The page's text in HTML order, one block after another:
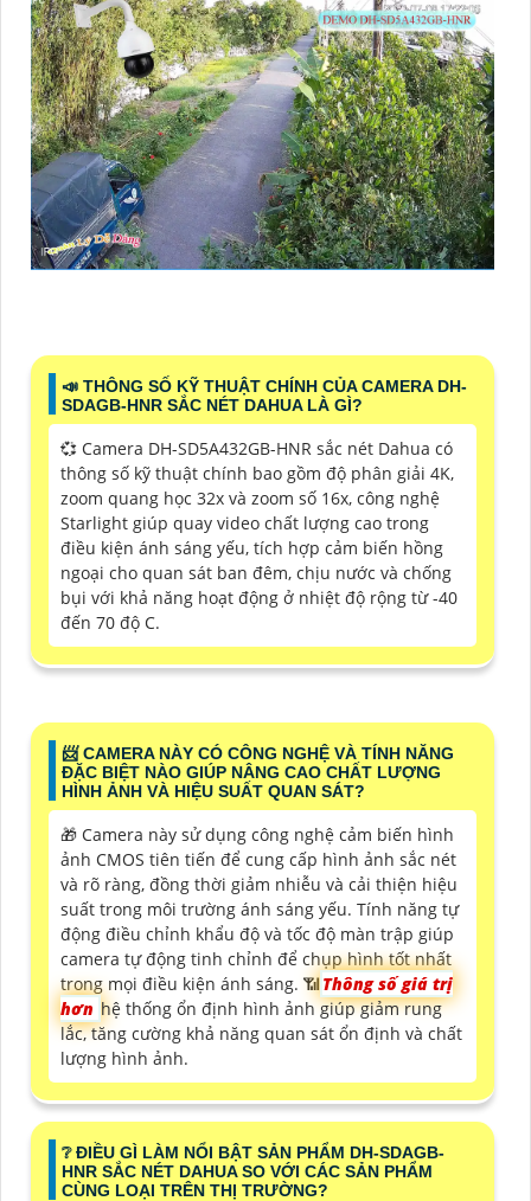
📣 THÔNG SỐ KỸ THUẬT CHÍNH CỦA CAMERA DH-
SDAGB-HNR SẮC NÉT DAHUA LÀ GÌ?
💞 Camera DH-SD5A432GB-HNR sắc nét Dahua có
thông số kỹ thuật chính bao gồm độ phân giải 4K,
zoom quang học 32x và zoom số 16x, công nghệ
Starlight giúp quay video chất lượng cao trong
điều kiện ánh sáng yếu, tích hợp cảm biến hồng
ngoại cho quan sát ban đêm, chịu nước và chống
bụi với khả năng hoạt động ở nhiệt độ rộng từ -40
đến 70 độ C.
📨 CAMERA NÀY CÓ CÔNG NGHỆ VÀ TÍNH NĂNG
ĐẶC BIỆT NÀO GIÚP NÂNG CAO CHẤT LƯỢNG
HÌNH ẢNH VÀ HIỆU SUẤT QUAN SÁT?
🎁 Camera này sử dụng công nghệ cảm biến hình
ảnh CMOS tiên tiến để cung cấp hình ảnh sắc nét
và rõ ràng, đồng thời giảm nhiễu và cải thiện hiệu
suất trong môi trường ánh sáng yếu. Tính năng tự
động điều chỉnh khẩu độ và tốc độ màn trập giúp
camera tự động tinh chỉnh để chụp hình tốt nhất
trong mọi điều kiện ánh sáng. 📶Thông số giá trị
hơn hệ thống ổn định hình ảnh giúp giảm rung
lắc, tăng cường khả năng quan sát ổn định và chất
lượng hình ảnh.
❔ ĐIỀU GÌ LÀM NỔI BẬT SẢN PHẨM DH-SDAGB-
HNR SẮC NÉT DAHUA SO VỚI CÁC SẢN PHẨM
CÙNG LOẠI TRÊN THỊ TRƯỜNG?